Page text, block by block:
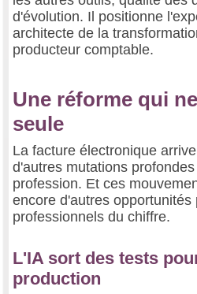
d'évolution. Il positionne
architecte de la
producteur comptable.
Une réforme qui
seule
La facture électronique
d'autres mutations
profession. Et ces
encore d'autres opportunités
professionnels du chiffre.
L'IA sort des tests
production